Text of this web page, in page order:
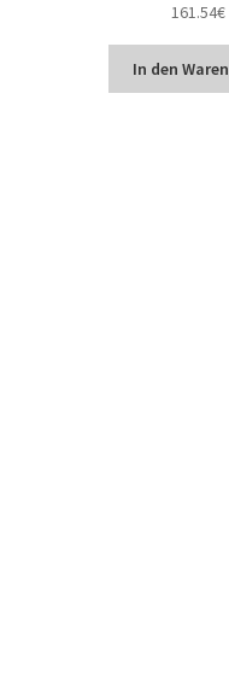
161.54€
In den